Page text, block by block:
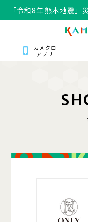
「令和8年熊本地震」
カメクロ
アプリ
SH
318